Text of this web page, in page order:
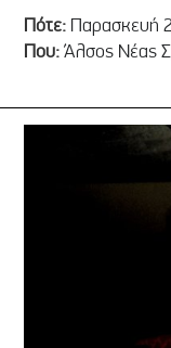
Πότε: Παρασκευή
Που:Άλσος Νέας